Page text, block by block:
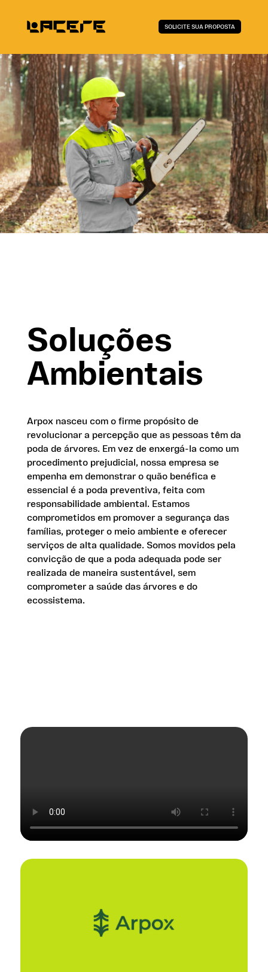
SOLICITE SUA PROPOSTA
Soluções
Ambientais
Arpox nasceu com o firme propósito de
revolucionar a percepção que as pessoas têm da
poda de árvores. Em vez de enxergá-la como um
procedimento prejudicial, nossa empresa se
empenha em demonstrar o quão benéfica e
essencial é a poda preventiva, feita com
responsabilidade ambiental. Estamos
comprometidos em promover a segurança das
famílias, proteger o meio ambiente e oferecer
serviços de alta qualidade. Somos movidos pela
convicção de que a poda adequada pode ser
realizada de maneira sustentável, sem
comprometer a saúde das árvores e do
ecossistema.